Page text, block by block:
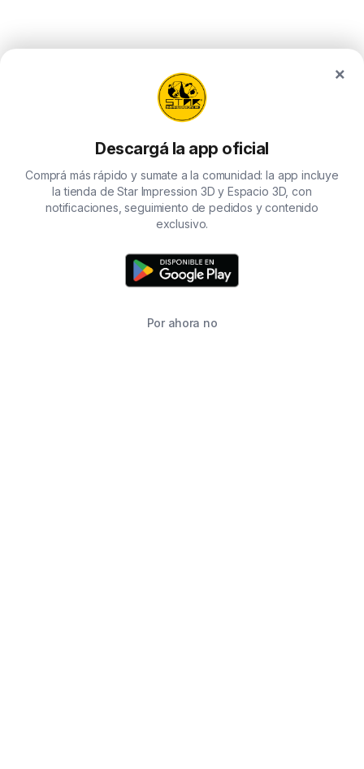
×
Descargá la app oficial
Comprá más rápido y sumate a la comunidad: la app incluye
la tienda de Star Impression 3D y Espacio 3D, con
notificaciones, seguimiento de pedidos y contenido
exclusivo.
Por ahora no